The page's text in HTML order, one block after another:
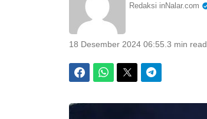
Redaksi inNalar.com
18 Desember 2024 06:55 3 min read